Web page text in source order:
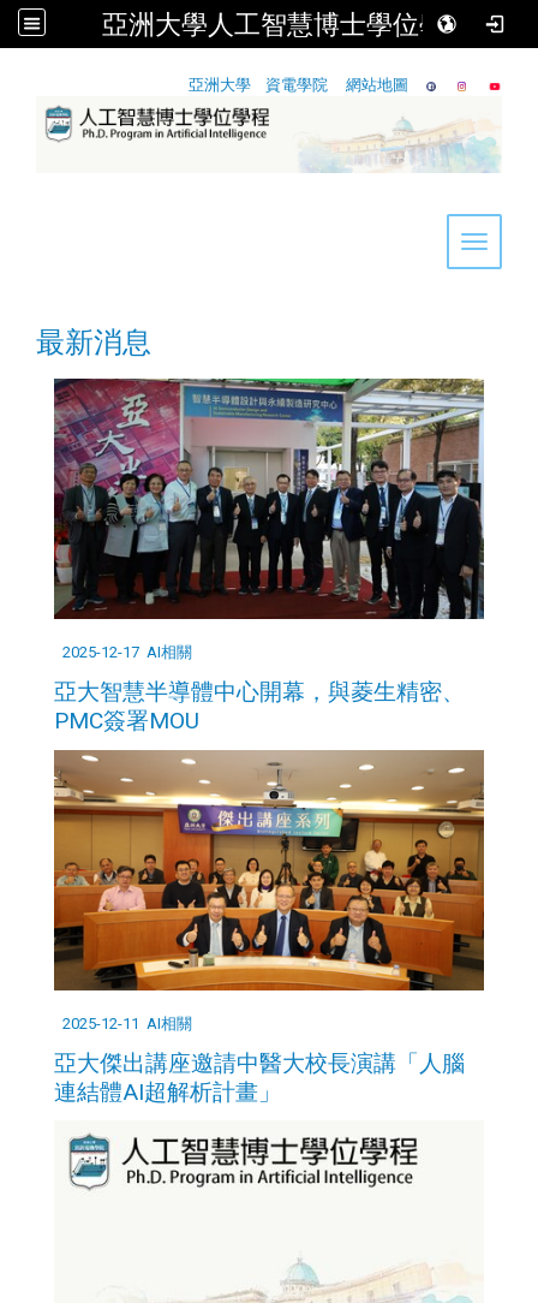
亞洲大學人工智慧博士學位學程
亞洲大學 資電學院 網站地圖
Toggle
最新消息
2025-12-17 AI相關
亞大智慧半導體中心開幕，與菱生精密、
PMC簽署MOU
2025-12-11 AI相關
亞大傑出講座邀請中醫大校長演講「人腦
連結體AI超解析計畫」